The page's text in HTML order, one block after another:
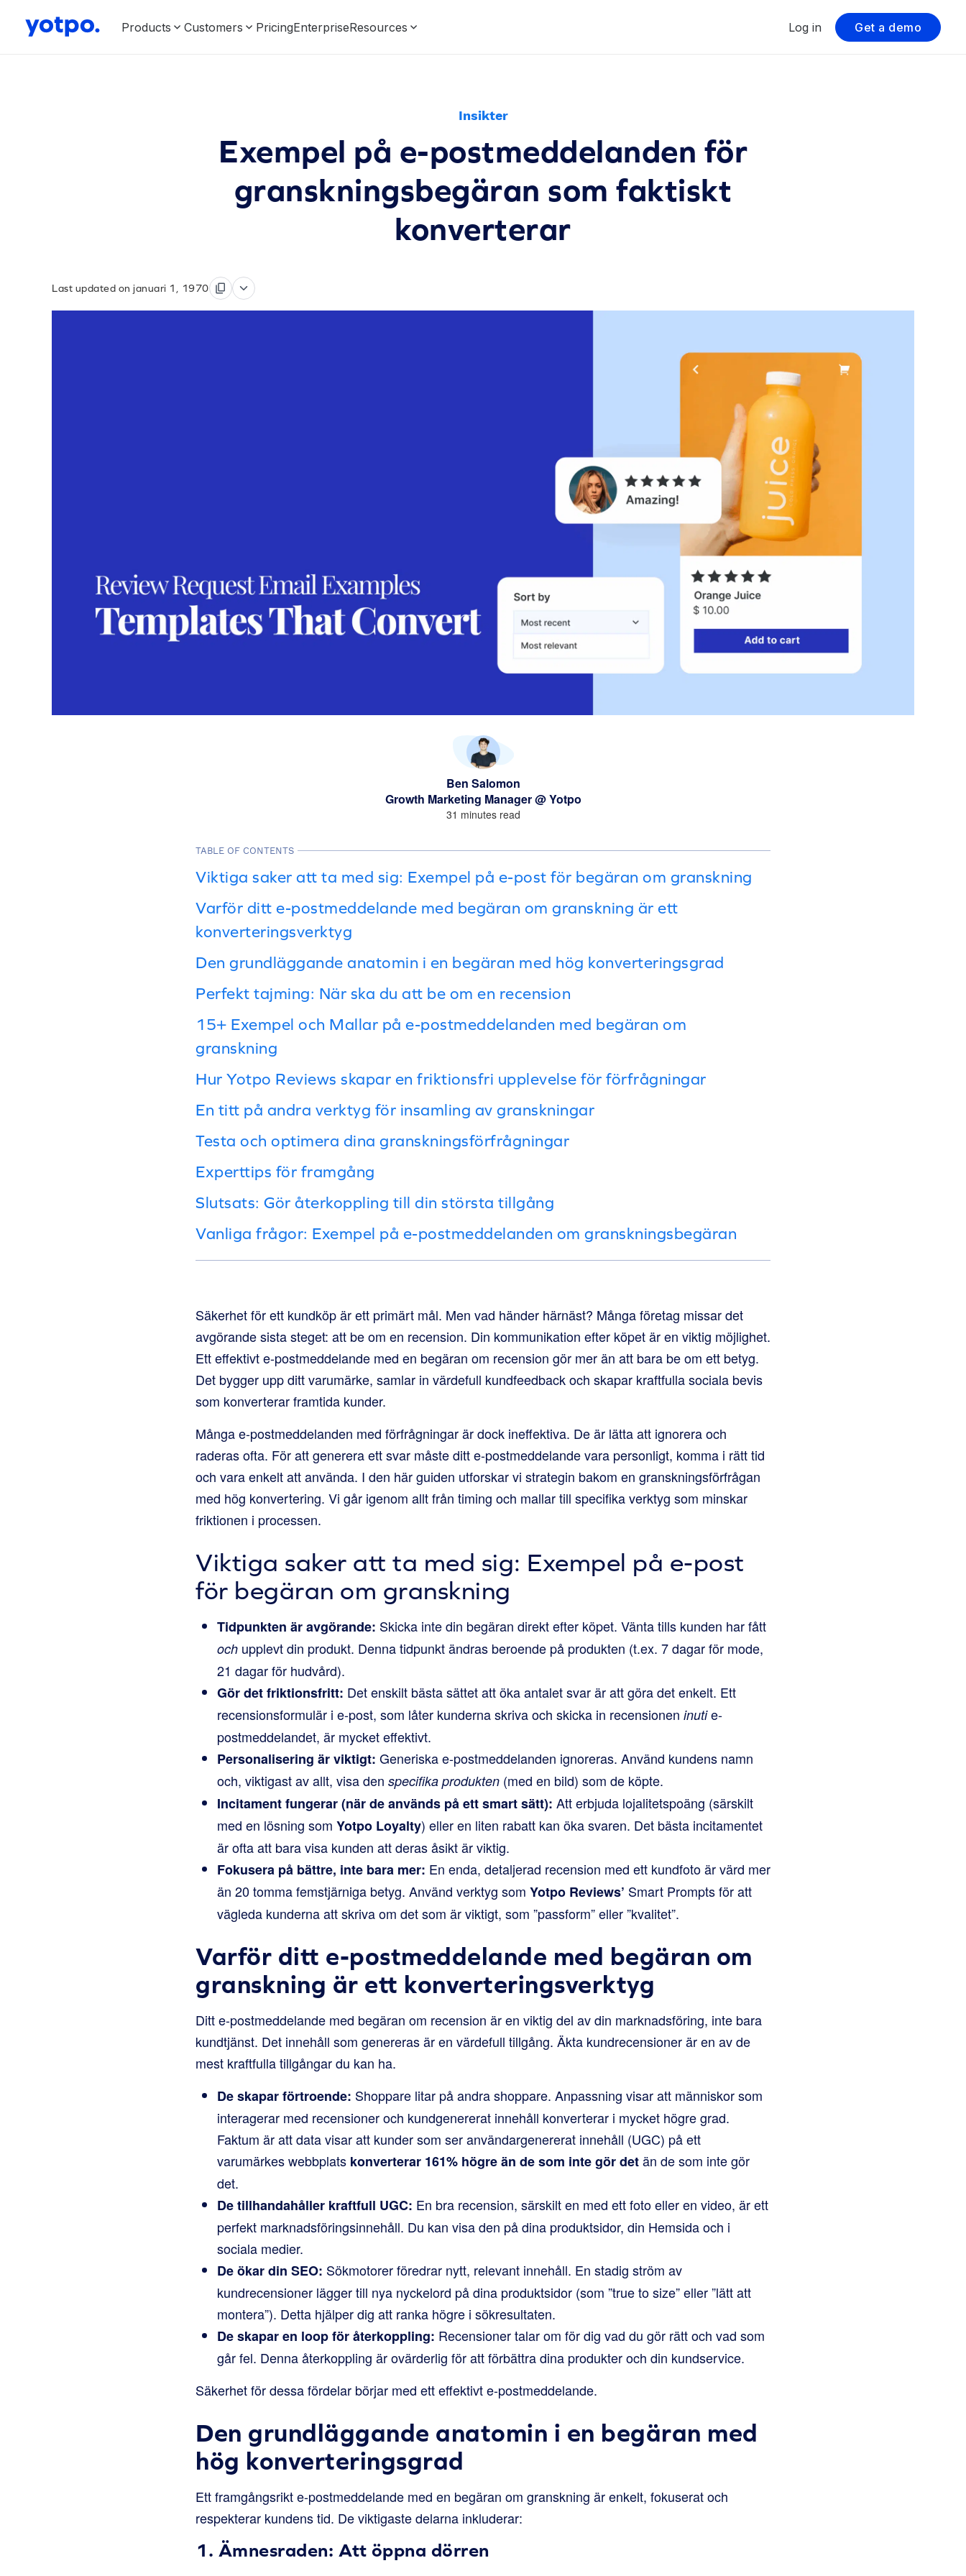
Products Customers PricingEnterpriseResources Log in Get a demo
Insikter
Exempel på e-postmeddelanden för
granskningsbegäran som faktiskt
konverterar
Last updated on januari 1, 1970
Ben Salomon
Growth Marketing Manager @ Yotpo
31 minutes read
TABLE OF CONTENTS
Viktiga saker att ta med sig: Exempel på e-post för begäran om granskning
Varför ditt e-postmeddelande med begäran om granskning är ett
konverteringsverktyg
Den grundläggande anatomin i en begäran med hög konverteringsgrad
Perfekt tajming: När ska du att be om en recension
15+ Exempel och Mallar på e-postmeddelanden med begäran om
granskning
Hur Yotpo Reviews skapar en friktionsfri upplevelse för förfrågningar
En titt på andra verktyg för insamling av granskningar
Testa och optimera dina granskningsförfrågningar
Experttips för framgång
Slutsats: Gör återkoppling till din största tillgång
Vanliga frågor: Exempel på e-postmeddelanden om granskningsbegäran
Säkerhet för ett kundköp är ett primärt mål. Men vad händer härnäst? Många företag missar det
avgörande sista steget: att be om en recension. Din kommunikation efter köpet är en viktig möjlighet.
Ett effektivt e-postmeddelande med en begäran om recension gör mer än att bara be om ett betyg.
Det bygger upp ditt varumärke, samlar in värdefull kundfeedback och skapar kraftfulla sociala bevis
som konverterar framtida kunder.
Många e-postmeddelanden med förfrågningar är dock ineffektiva. De är lätta att ignorera och
raderas ofta. För att generera ett svar måste ditt e-postmeddelande vara personligt, komma i rätt tid
och vara enkelt att använda. I den här guiden utforskar vi strategin bakom en granskningsförfrågan
med hög konvertering. Vi går igenom allt från timing och mallar till specifika verktyg som minskar
friktionen i processen.
Viktiga saker att ta med sig: Exempel på e-post
för begäran om granskning
Tidpunkten är avgörande: Skicka inte din begäran direkt efter köpet. Vänta tills kunden har fått
och upplevt din produkt. Denna tidpunkt ändras beroende på produkten (t.ex. 7 dagar för mode,
21 dagar för hudvård).
Gör det friktionsfritt: Det enskilt bästa sättet att öka antalet svar är att göra det enkelt. Ett
recensionsformulär i e-post, som låter kunderna skriva och skicka in recensionen inutie-
postmeddelandet, är mycket effektivt.
Personalisering är viktigt: Generiska e-postmeddelanden ignoreras. Använd kundens namn
och, viktigast av allt, visa den specifika produkten (med en bild) som de köpte.
Incitament fungerar (när de används på ett smart sätt): Att erbjuda lojalitetspoäng (särskilt
med en lösning som Yotpo Loyalty) eller en liten rabatt kan öka svaren. Det bästa incitamentet
är ofta att bara visa kunden att deras åsikt är viktig.
Fokusera på bättre, inte bara mer: En enda, detaljerad recension med ett kundfoto är värd mer
än 20 tomma femstjärniga betyg. Använd verktyg som Yotpo Reviews’ Smart Prompts för att
vägleda kunderna att skriva om det som är viktigt, som ”passform” eller ”kvalitet”.
Varför ditt e-postmeddelande med begäran om
granskning är ett konverteringsverktyg
Ditt e-postmeddelande med begäran om recension är en viktig del av din marknadsföring, inte bara
kundtjänst. Det innehåll som genereras är en värdefull tillgång. Äkta kundrecensioner är en av de
mest kraftfulla tillgångar du kan ha.
De skapar förtroende: Shoppare litar på andra shoppare. Anpassning visar att människor som
interagerar med recensioner och kundgenererat innehåll konverterar i mycket högre grad.
Faktum är att data visar att kunder som ser användargenererat innehåll (UGC) på ett
varumärkes webbplats konverterar 161% högre än de som inte gör detän de som inte gör
det.
De tillhandahåller kraftfull UGC: En bra recension, särskilt en med ett foto eller en video, är ett
perfekt marknadsföringsinnehåll. Du kan visa den på dina produktsidor, din Hemsida och i
sociala medier.
De ökar din SEO: Sökmotorer föredrar nytt, relevant innehåll. En stadig ström av
kundrecensioner lägger till nya nyckelord på dina produktsidor (som ”true to size” eller ”lätt att
montera”). Detta hjälper dig att ranka högre i sökresultaten.
De skapar en loop för återkoppling: Recensioner talar om för dig vad du gör rätt och vad som
går fel. Denna återkoppling är ovärderlig för att förbättra dina produkter och din kundservice.
Säkerhet för dessa fördelar börjar med ett effektivt e-postmeddelande.
Den grundläggande anatomin i en begäran med
hög konverteringsgrad
Ett framgångsrikt e-postmeddelande med en begäran om granskning är enkelt, fokuserat och
respekterar kundens tid. De viktigaste delarna inkluderar:
1. Ämnesraden: Att öppna dörren